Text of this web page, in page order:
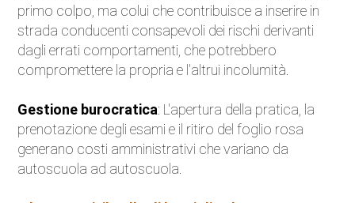
primo colpo, ma colui che contribuisce a inserire in
strada conducenti consapevoli dei rischi derivanti
dagli errati comportamenti, che potrebbero
compromettere la propria e l'altrui incolumità.
Gestione burocratica: L'apertura della pratica, la
prenotazione degli esami e il ritiro del foglio rosa
generano costi amministrativi che variano da
autoscuola ad autoscuola.